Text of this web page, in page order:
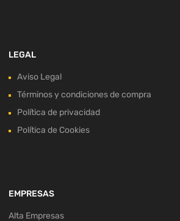
LEGAL
Aviso Legal
Términos y condiciones de compra
Política de privacidad
Política de Cookies
EMPRESAS
Alta Empresas